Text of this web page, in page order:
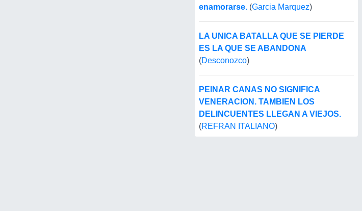
enamorarse. (Garcia Marquez)
LA UNICA BATALLA QUE SE PIERDE
ES LA QUE SE ABANDONA
(Desconozco)
PEINAR CANAS NO SIGNIFICA
VENERACION. TAMBIEN LOS
DELINCUENTES LLEGAN A VIEJOS.
(REFRAN ITALIANO)